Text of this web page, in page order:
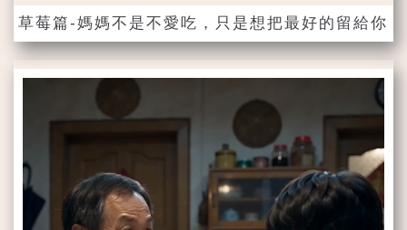
草莓篇-媽媽不是不愛吃，只是想把最好的留給你